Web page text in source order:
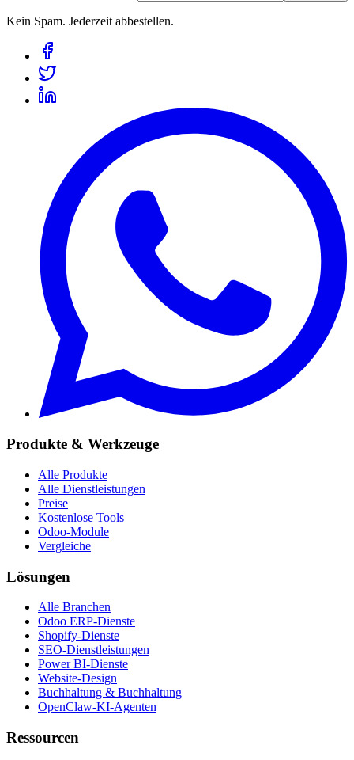
Kein Spam. Jederzeit abbestellen.
Produkte & Werkzeuge
Alle Produkte
Alle Dienstleistungen
Preise
Kostenlose Tools
Odoo-Module
Vergleiche
Lösungen
Alle Branchen
Odoo ERP-Dienste
Shopify-Dienste
SEO-Dienstleistungen
Power BI-Dienste
Website-Design
Buchhaltung & Buchhaltung
OpenClaw-KI-Agenten
Ressourcen